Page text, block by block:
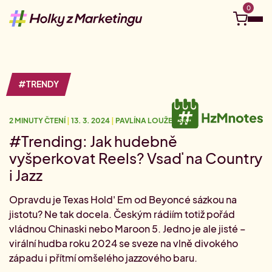
Objevuj
Kariérní kompas
Kariérní cesta: Social media
Vydej se na cestu social media
Kariérní cesta: Digitální marketing
Vydej se na cestu digitálu
Volné pozice v marketingu
Kurzy a eventy
Nejbližší live webináře
Připoj se online odkudkoliv.
Videokurzy
Tvé téma, tvé tempo.
Půlroční permanentka na školení
Jedno rozhodnutí, půl roku vzdělávání.
Ucelené Akademie
Vstupenka do marketingu
Akademie pro marketingové manažer(k)y
Akademie pro pokročilé
Pro firmy
Firemní vzdělávání
Hledám do týmu
Staň se klientem Akademie
#HzMhrdost
O nás
#HzM Merch
0
0
#TRENDY
2 MINUTY ČTENÍ 13. 3. 2024 PAVLÍNA LOUŽENSKÁ
#Trending: Jak hudebně
vyšperkovat Reels? Vsaď na Country
i Jazz
Opravdu je Texas Hold' Em od Beyoncé sázkou na
jistotu? Ne tak docela. Českým rádiím totiž pořád
vládnou Chinaski nebo Maroon 5. Jedno je ale jisté –
virální hudba roku 2024 se sveze na vlně divokého
západu i přítmí omšelého jazzového baru.